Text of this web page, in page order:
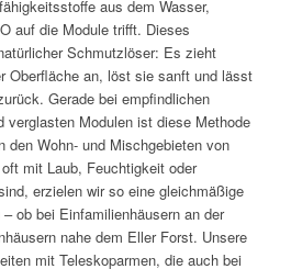
aus dem Wasser,
auf die Module trifft. Dieses
Schmutzlöser: Es zieht
Oberfläche an, löst sie sanft und lässt
Gerade bei empfindlichen
verglasten Modulen ist diese Methode
den Wohn- und Mischgebieten von
mit Laub, Feuchtigkeit oder
erzielen wir so eine gleichmäßige
ob bei Einfamilienhäusern an der
nahe dem Eller Forst. Unsere
mit Teleskoparmen, die auch bei